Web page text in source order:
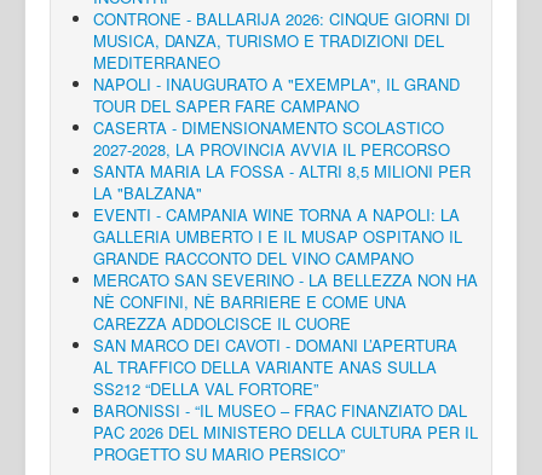
CONTRONE - BALLARIJA 2026: CINQUE GIORNI DI
MUSICA, DANZA, TURISMO E TRADIZIONI DEL
MEDITERRANEO
NAPOLI - INAUGURATO A "EXEMPLA", IL GRAND
TOUR DEL SAPER FARE CAMPANO
CASERTA - DIMENSIONAMENTO SCOLASTICO
2027-2028, LA PROVINCIA AVVIA IL PERCORSO
SANTA MARIA LA FOSSA - ALTRI 8,5 MILIONI PER
LA "BALZANA"
EVENTI - CAMPANIA WINE TORNA A NAPOLI: LA
GALLERIA UMBERTO I E IL MUSAP OSPITANO IL
GRANDE RACCONTO DEL VINO CAMPANO
MERCATO SAN SEVERINO - LA BELLEZZA NON HA
NÈ CONFINI, NÈ BARRIERE E COME UNA
CAREZZA ADDOLCISCE IL CUORE
SAN MARCO DEI CAVOTI - DOMANI L’APERTURA
AL TRAFFICO DELLA VARIANTE ANAS SULLA
SS212 “DELLA VAL FORTORE”
BARONISSI - “IL MUSEO – FRAC FINANZIATO DAL
PAC 2026 DEL MINISTERO DELLA CULTURA PER IL
PROGETTO SU MARIO PERSICO”